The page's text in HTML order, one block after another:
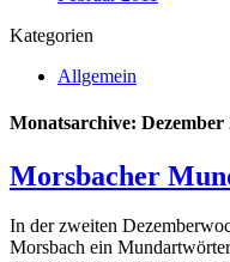
Kategorien
Allgemein
Monatsarchive: Dezember
Morsbacher
In der zweiten
Morsbach ein